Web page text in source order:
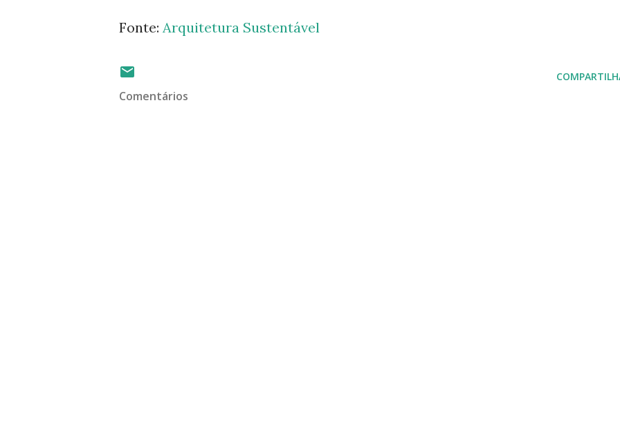
Fonte: Arquitetura Sustentável
Comentários